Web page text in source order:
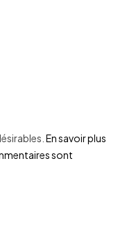
En savoir plus
sont